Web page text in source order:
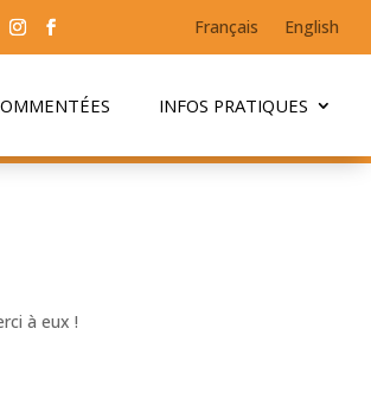
Français English
INFOS PRATIQUES
à eux !